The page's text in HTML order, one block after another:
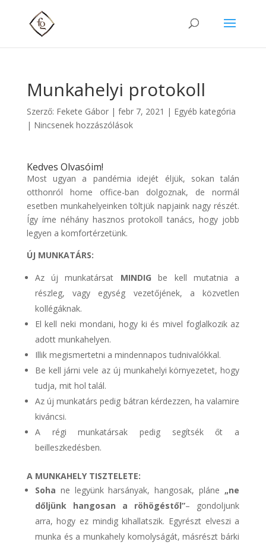
Munkahelyi protokoll
Szerző: Fekete Gábor| febr 7, 2021 | Egyéb kategória
| Nincsenek hozzászólások
Kedves Olvasóim!
Most ugyan a pandémia idejét éljük, sokan talán
otthonról home office-ban dolgoznak, de normál
esetben munkahelyeinken töltjük napjaink nagy részét.
Így íme néhány hasznos protokoll tanács, hogy jobb
legyen a komfortérzetünk.
ÚJ MUNKATÁRS:
Az új munkatársat MINDIG be kell mutatnia a
részleg, vagy egység vezetőjének, a közvetlen
kollégáknak.
El kell neki mondani, hogy ki és mivel foglalkozik az
adott munkahelyen.
Illik megismertetni a mindennapos tudnivalókkal.
Be kell járni vele az új munkahelyi környezetet, hogy
tudja, mit hol talál.
Az új munkatárs pedig bátran kérdezzen, ha valamire
kiváncsi.
A régi munkatársak pedig segítsék őt a
beilleszkedésben.
A MUNKAHELY TISZTELETE:
Soha ne legyünk harsányak, hangosak, pláne „ne
dőljünk hangosan a röhögéstől”– gondoljunk
arra, hogy ez mindig kihallatszik. Egyrészt elveszi a
munka és a munkahely komolyságát, másrészt bárki